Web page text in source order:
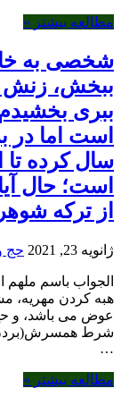
مطالعه بیشتر »
شخصی به
ببخش، زنش
ببری
است اما در
سال کرده
است؛ حال
از ترکه
ژانویه 23, 2021 حج
الجواب باسم
هبه کردن مهریه،
عوض می باشد، و
شرط همسرش(بردن
…
مطالعه بیشتر »